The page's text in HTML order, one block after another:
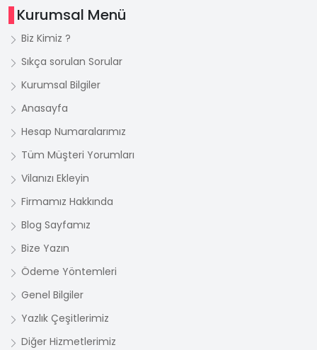
Kurumsal Menü
Biz Kimiz ?
Sıkça sorulan Sorular
Kurumsal Bilgiler
Anasayfa
Hesap Numaralarımız
Tüm Müşteri Yorumları
Vilanızı Ekleyin
Firmamız Hakkında
Blog Sayfamız
Bize Yazın
Ödeme Yöntemleri
Genel Bilgiler
Yazlık Çeşitlerimiz
Diğer Hizmetlerimiz